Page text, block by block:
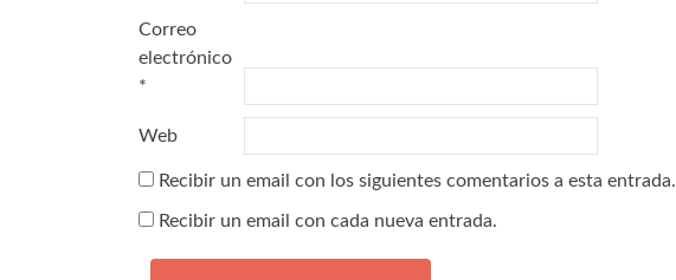
Correo
electrónico
*
Web
Recibir un email con los siguientes comentarios a esta entrada.
Recibir un email con cada nueva entrada.